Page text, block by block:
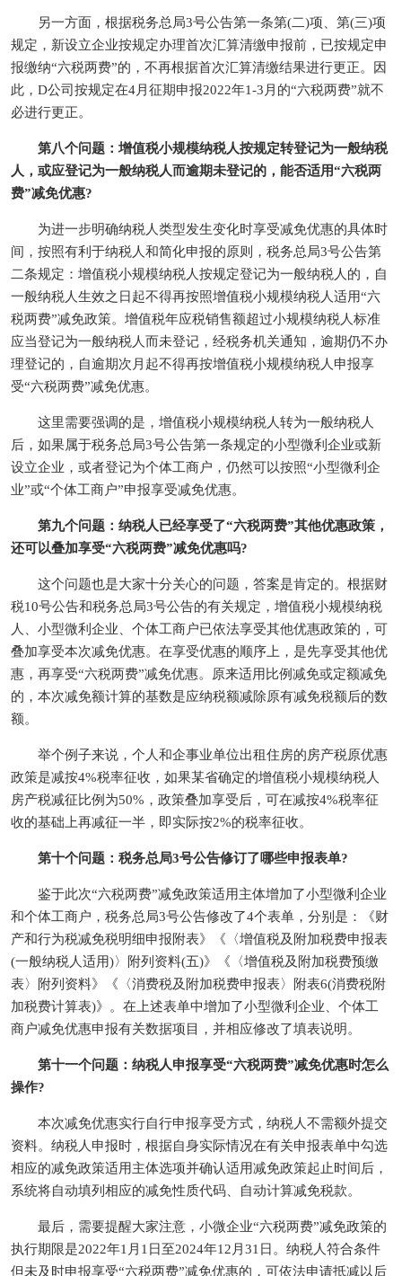
另一方面，根据税务总局3号公告第一条第(二)项、第(三)项
规定，新设立企业按规定办理首次汇算清缴申报前，已按规定申
报缴纳“六税两费”的，不再根据首次汇算清缴结果进行更正。因
此，D公司按规定在4月征期申报2022年1-3月的“六税两费”就不
必进行更正。
第八个问题：增值税小规模纳税人按规定转登记为一般纳税
人，或应登记为一般纳税人而逾期未登记的，能否适用“六税两
费”减免优惠?
为进一步明确纳税人类型发生变化时享受减免优惠的具体时
间，按照有利于纳税人和简化申报的原则，税务总局3号公告第
二条规定：增值税小规模纳税人按规定登记为一般纳税人的，自
一般纳税人生效之日起不得再按照增值税小规模纳税人适用“六
税两费”减免政策。增值税年应税销售额超过小规模纳税人标准
应当登记为一般纳税人而未登记，经税务机关通知，逾期仍不办
理登记的，自逾期次月起不得再按增值税小规模纳税人申报享
受“六税两费”减免优惠。
这里需要强调的是，增值税小规模纳税人转为一般纳税人
后，如果属于税务总局3号公告第一条规定的小型微利企业或新
设立企业，或者登记为个体工商户，仍然可以按照“小型微利企
业”或“个体工商户”申报享受减免优惠。
第九个问题：纳税人已经享受了“六税两费”其他优惠政策，
还可以叠加享受“六税两费”减免优惠吗?
这个问题也是大家十分关心的问题，答案是肯定的。根据财
税10号公告和税务总局3号公告的有关规定，增值税小规模纳税
人、小型微利企业、个体工商户已依法享受其他优惠政策的，可
叠加享受本次减免优惠。在享受优惠的顺序上，是先享受其他优
惠，再享受“六税两费”减免优惠。原来适用比例减免或定额减免
的，本次减免额计算的基数是应纳税额减除原有减免税额后的数
额。
举个例子来说，个人和企事业单位出租住房的房产税原优惠
政策是减按4%税率征收，如果某省确定的增值税小规模纳税人
房产税减征比例为50%，政策叠加享受后，可在减按4%税率征
收的基础上再减征一半，即实际按2%的税率征收。
第十个问题：税务总局3号公告修订了哪些申报表单?
鉴于此次“六税两费”减免政策适用主体增加了小型微利企业
和个体工商户，税务总局3号公告修改了4个表单，分别是：《财
产和行为税减免税明细申报附表》《〈增值税及附加税费申报表
(一般纳税人适用)〉附列资料(五)》《〈增值税及附加税费预缴
表〉附列资料》《〈消费税及附加税费申报表〉附表6(消费税附
加税费计算表)》。在上述表单中增加了小型微利企业、个体工
商户减免优惠申报有关数据项目，并相应修改了填表说明。
第十一个问题：纳税人申报享受“六税两费”减免优惠时怎么
操作?
本次减免优惠实行自行申报享受方式，纳税人不需额外提交
资料。纳税人申报时，根据自身实际情况在有关申报表单中勾选
相应的减免政策适用主体选项并确认适用减免政策起止时间后，
系统将自动填列相应的减免性质代码、自动计算减免税款。
最后，需要提醒大家注意，小微企业“六税两费”减免政策的
执行期限是2022年1月1日至2024年12月31日。纳税人符合条件
但未及时申报享受“六税两费”减免优惠的，可依法申请抵减以后